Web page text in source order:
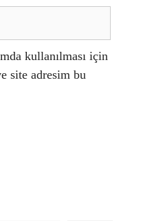
kullanılması için
site adresim bu